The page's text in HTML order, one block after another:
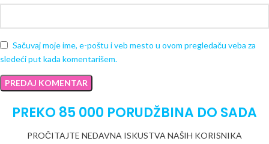
Sačuvaj moje ime, e-poštu i veb mesto u ovom pregledaču veba za
sledeći put kada komentarišem.
PREKO 85 000 PORUDŽBINA DO SADA
PROČITAJTE NEDAVNA ISKUSTVA NAŠIH KORISNIKA